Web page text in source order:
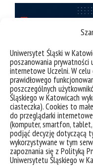
Uniwersytet Śląski w
poszanowania prywatności
internetowe Uczelni. W
prawidłowego
poszczególnych
Śląskiego w Katowicach
ciasteczka). Cookies to
do przeglądarki
(komputer, smartfon,
podjąć decyzję dotyczącą
wykorzystywane w tym
zapoznania się z Polityką
Uniwersytetu Śląskiego w